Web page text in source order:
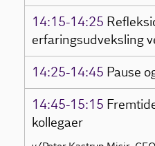
14:15-14:25
erfaringsudveksling
14:25-14:45 Pause
14:45-15:15
kollegaer